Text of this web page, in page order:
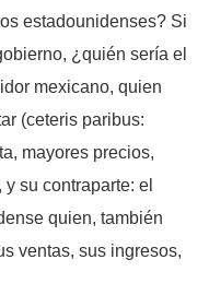
estadounidenses? Si
¿quién sería el
mexicano, quien
(ceteris paribus:
mayores precios,
su contraparte: el
quien, también
ventas, sus ingresos,